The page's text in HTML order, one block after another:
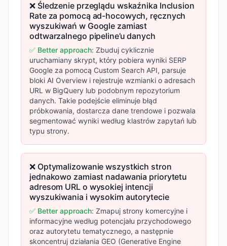
❌ Śledzenie przeglądu wskaźnika Inclusion
Rate za pomocą ad-hocowych, ręcznych
wyszukiwań w Google zamiast
odtwarzalnego pipeline’u danych
✅ Better approach: Zbuduj cyklicznie
uruchamiany skrypt, który pobiera wyniki SERP
Google za pomocą Custom Search API, parsuje
bloki AI Overview i rejestruje wzmianki o adresach
URL w BigQuery lub podobnym repozytorium
danych. Takie podejście eliminuje błąd
próbkowania, dostarcza dane trendowe i pozwala
segmentować wyniki według klastrów zapytań lub
typu strony.
❌ Optymalizowanie wszystkich stron
jednakowo zamiast nadawania priorytetu
adresom URL o wysokiej intencji
wyszukiwania i wysokim autorytecie
✅ Better approach: Zmapuj strony komercyjne i
informacyjne według potencjału przychodowego
oraz autorytetu tematycznego, a następnie
skoncentruj działania GEO (Generative Engine